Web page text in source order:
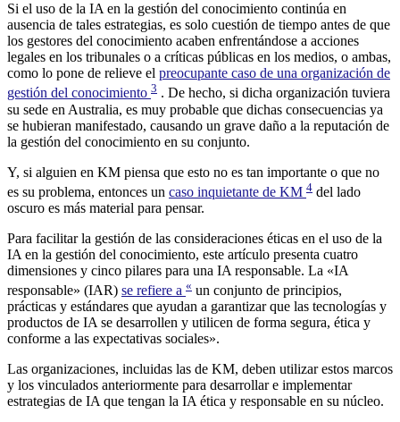
Si el uso de la IA en la gestión del conocimiento continúa en
ausencia de tales estrategias, es solo cuestión de tiempo antes de que
los gestores del conocimiento acaben enfrentándose a acciones
legales en los tribunales o a críticas públicas en los medios, o ambas,
como lo pone de relieve el preocupante caso de una organización de
gestión del conocimiento 3 . De hecho, si dicha organización tuviera
su sede en Australia, es muy probable que dichas consecuencias ya
se hubieran manifestado, causando un grave daño a la reputación de
la gestión del conocimiento en su conjunto.
Y, si alguien en KM piensa que esto no es tan importante o que no
es su problema, entonces un caso inquietante de KM 4 del lado
oscuro es más material para pensar.
Para facilitar la gestión de las consideraciones éticas en el uso de la
IA en la gestión del conocimiento, este artículo presenta cuatro
dimensiones y cinco pilares para una IA responsable. La «IA
responsable» (IAR) se refiere a « un conjunto de principios,
prácticas y estándares que ayudan a garantizar que las tecnologías y
productos de IA se desarrollen y utilicen de forma segura, ética y
conforme a las expectativas sociales».
Las organizaciones, incluidas las de KM, deben utilizar estos marcos
y los vinculados anteriormente para desarrollar e implementar
estrategias de IA que tengan la IA ética y responsable en su núcleo.